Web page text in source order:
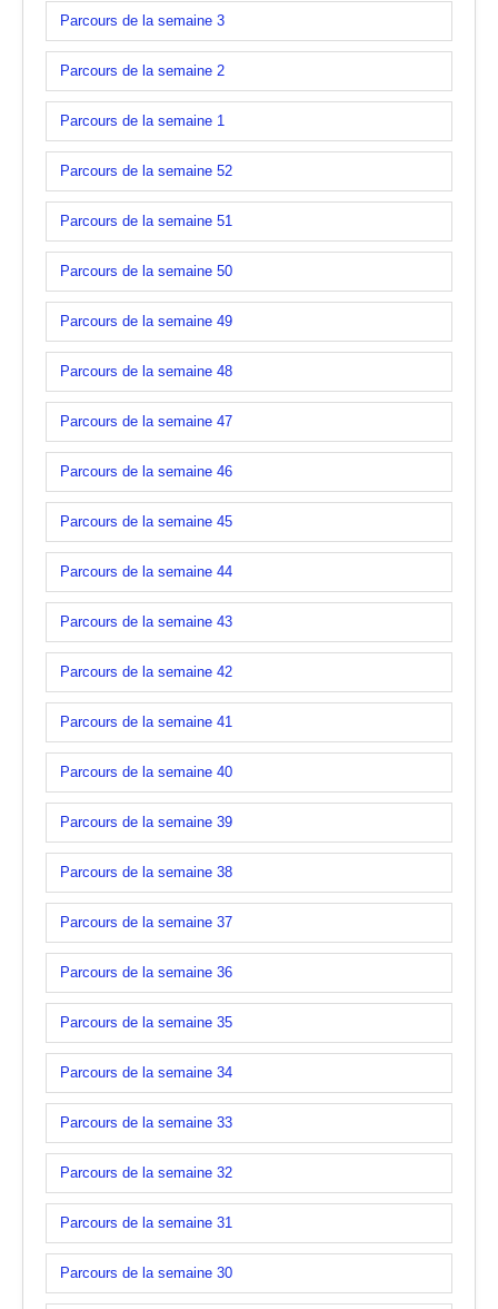
Parcours de la semaine 3
Parcours de la semaine 2
Parcours de la semaine 1
Parcours de la semaine 52
Parcours de la semaine 51
Parcours de la semaine 50
Parcours de la semaine 49
Parcours de la semaine 48
Parcours de la semaine 47
Parcours de la semaine 46
Parcours de la semaine 45
Parcours de la semaine 44
Parcours de la semaine 43
Parcours de la semaine 42
Parcours de la semaine 41
Parcours de la semaine 40
Parcours de la semaine 39
Parcours de la semaine 38
Parcours de la semaine 37
Parcours de la semaine 36
Parcours de la semaine 35
Parcours de la semaine 34
Parcours de la semaine 33
Parcours de la semaine 32
Parcours de la semaine 31
Parcours de la semaine 30